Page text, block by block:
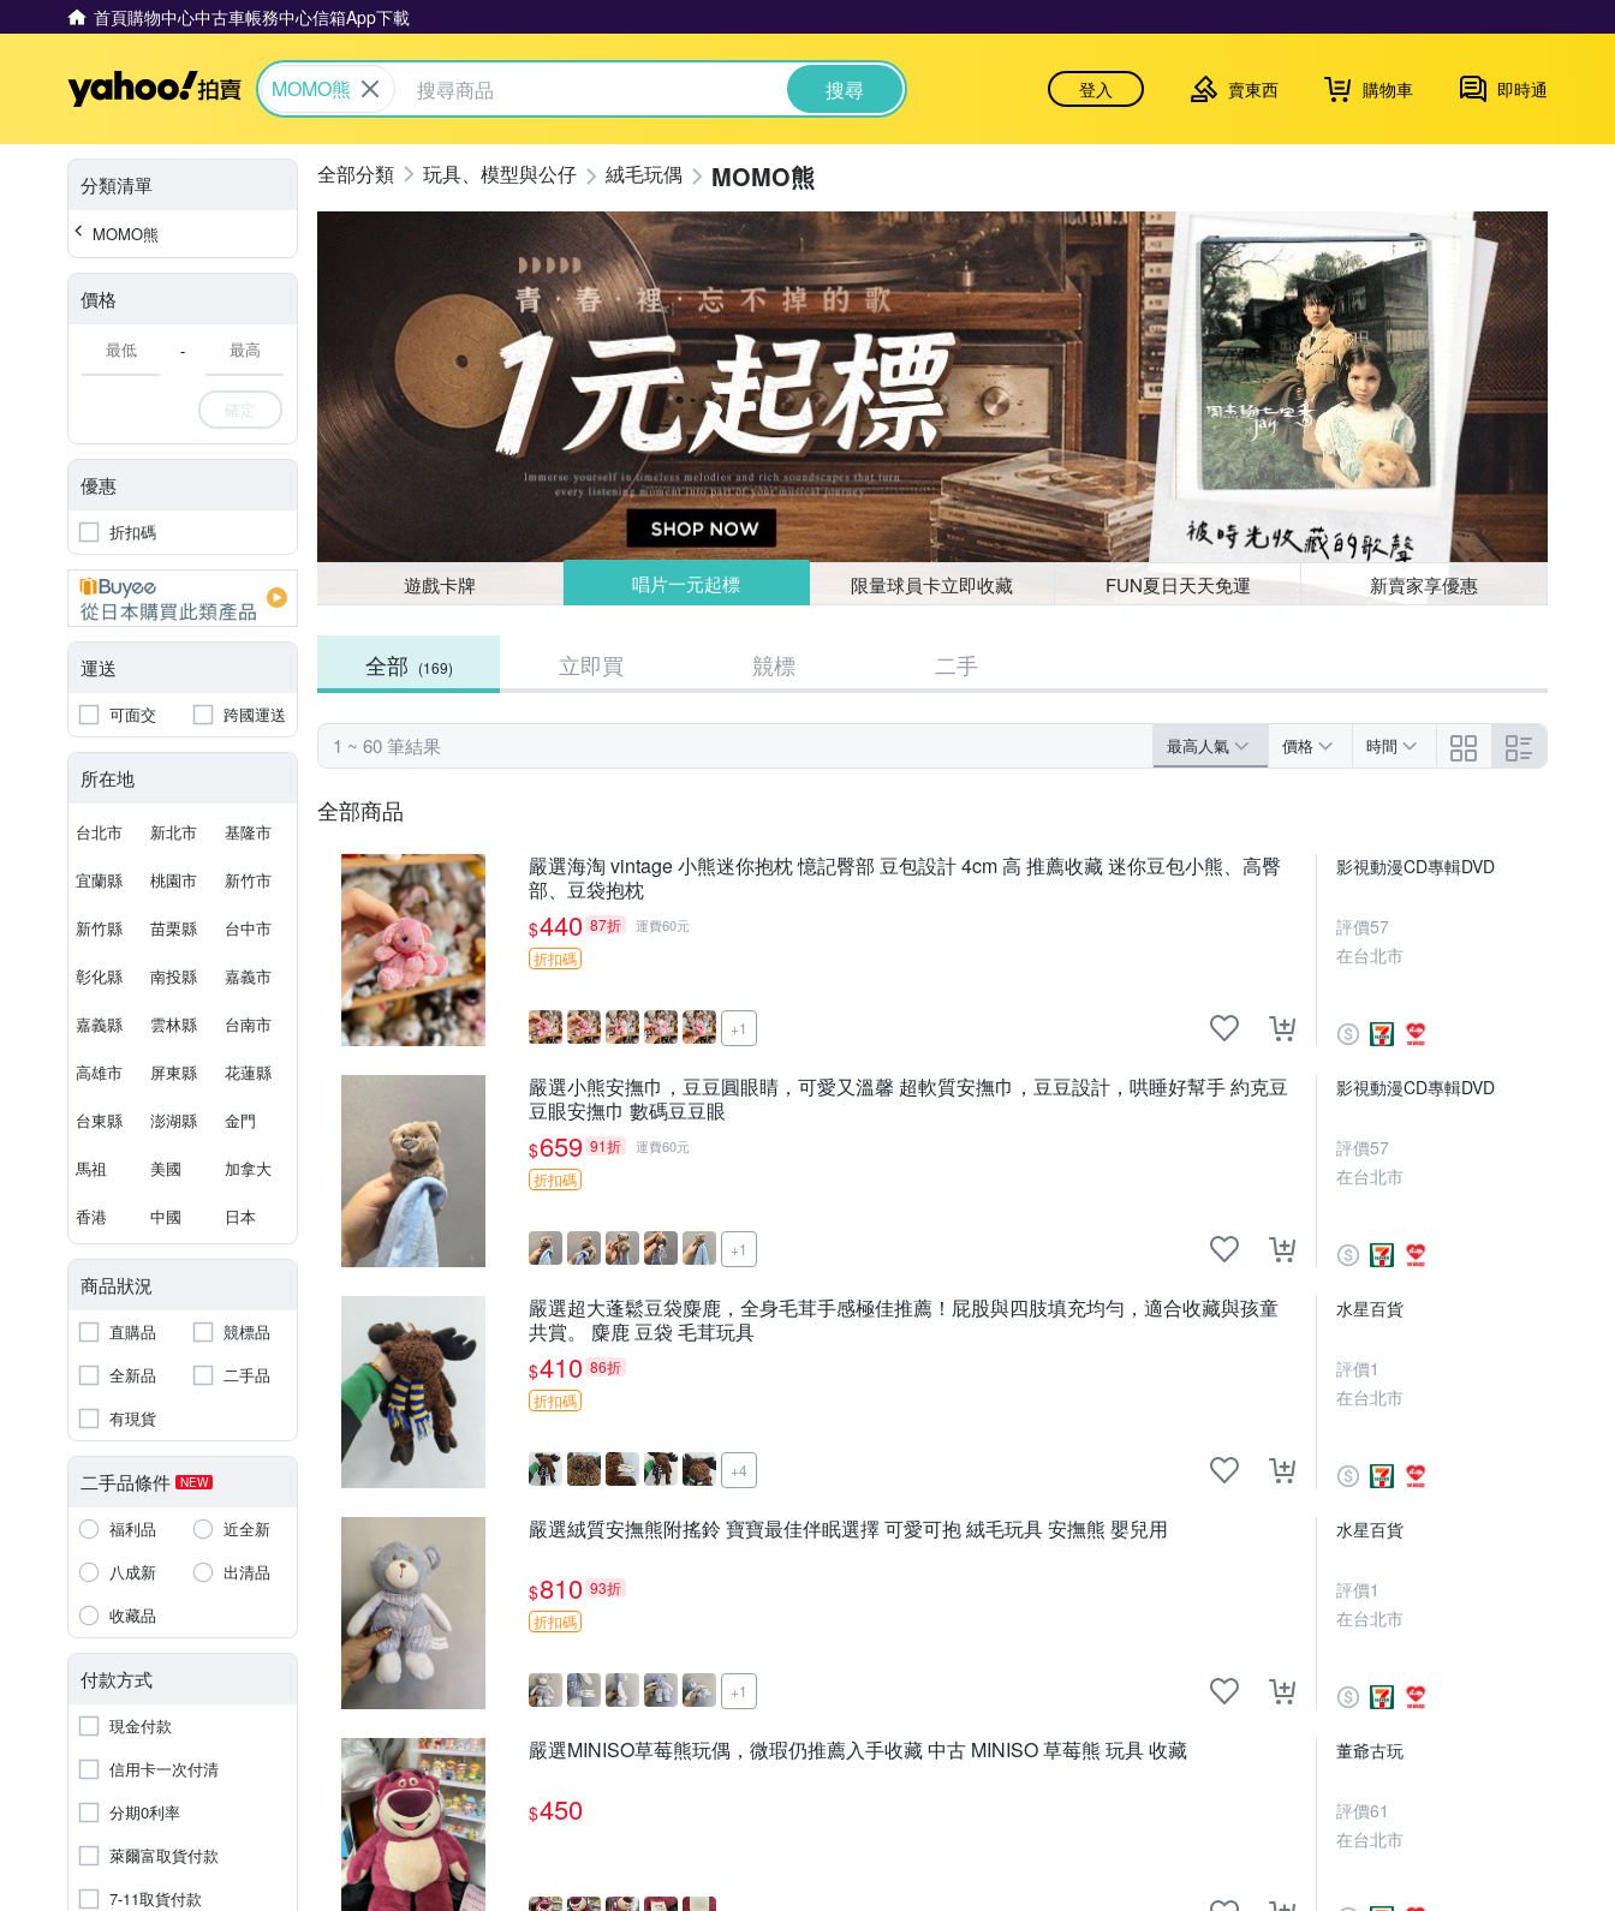
首頁購物中心中古車帳務中心信箱App下載
Yahoo拍賣
MOMO熊 搜尋 登入 賣東西 購物車 即時通
分類清單
MOMO熊
價格
-
確定
優惠
折扣碼
運送
可面交 跨國運送
所在地
台北市 新北市 基隆市
宜蘭縣 桃園市 新竹市
新竹縣 苗栗縣 台中市
彰化縣 南投縣 嘉義市
嘉義縣 雲林縣 台南市
高雄市 屏東縣 花蓮縣
台東縣 澎湖縣 金門
馬祖 美國 加拿大
香港 中國 日本
商品狀況
直購品
競標品
全新品
二手品
有現貨
二手品條件 NEW
福利品
近全新
八成新
出清品
收藏品
付款方式
現金付款
信用卡一次付清
分期0利率
萊爾富取貨付款
7-11取貨付款
玩具、模型與公仔 絨毛玩偶 MOMO熊
遊戲卡牌 唱片一元起標 限量球員卡立即收藏 FUN夏日天天免運 新賣家享優惠
全部 (169) 立即買 競標 二手
1 ~ 60 筆結果 最高人氣 價格 時間
全部商品
嚴選海淘 vintage 小熊迷你抱枕 憶記臀部 豆包設計 4cm 高 推薦收藏 迷你豆包小熊、高臀
部、豆袋抱枕
$440 87折 運費60元
折扣碼
+1
影視動漫CD專輯DVD
評價57
在台北市
嚴選小熊安撫巾，豆豆圓眼睛，可愛又溫馨 超軟質安撫巾，豆豆設計，哄睡好幫手 約克豆
豆眼安撫巾 數碼豆豆眼
$659 91折 運費60元
折扣碼
+1
影視動漫CD專輯DVD
評價57
在台北市
嚴選超大蓬鬆豆袋麋鹿，全身毛茸手感極佳推薦！屁股與四肢填充均勻，適合收藏與孩童
共賞。 麋鹿 豆袋 毛茸玩具
$410 86折
折扣碼
+4
水星百貨
評價1
在台北市
嚴選絨質安撫熊附搖鈴 寶寶最佳伴眠選擇 可愛可抱 絨毛玩具 安撫熊 嬰兒用
$810 93折
折扣碼
+1
水星百貨
評價1
在台北市
嚴選MINISO草莓熊玩偶，微瑕仍推薦入手收藏 中古 MINISO 草莓熊 玩具 收藏
$450
董爺古玩
評價61
在台北市